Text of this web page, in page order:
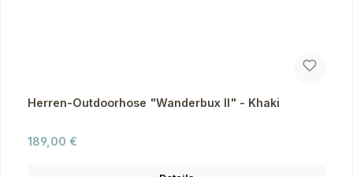
Herren-Outdoorhose "Wanderbux II" - Khaki
Regulärer Preis:
189,00 €